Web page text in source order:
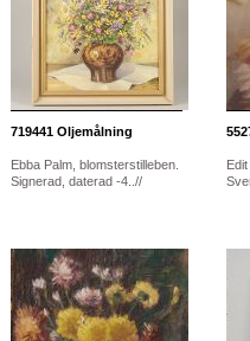
719441 Oljemålning
Ebba Palm, blomsterstilleben.
Signerad, daterad -4..//